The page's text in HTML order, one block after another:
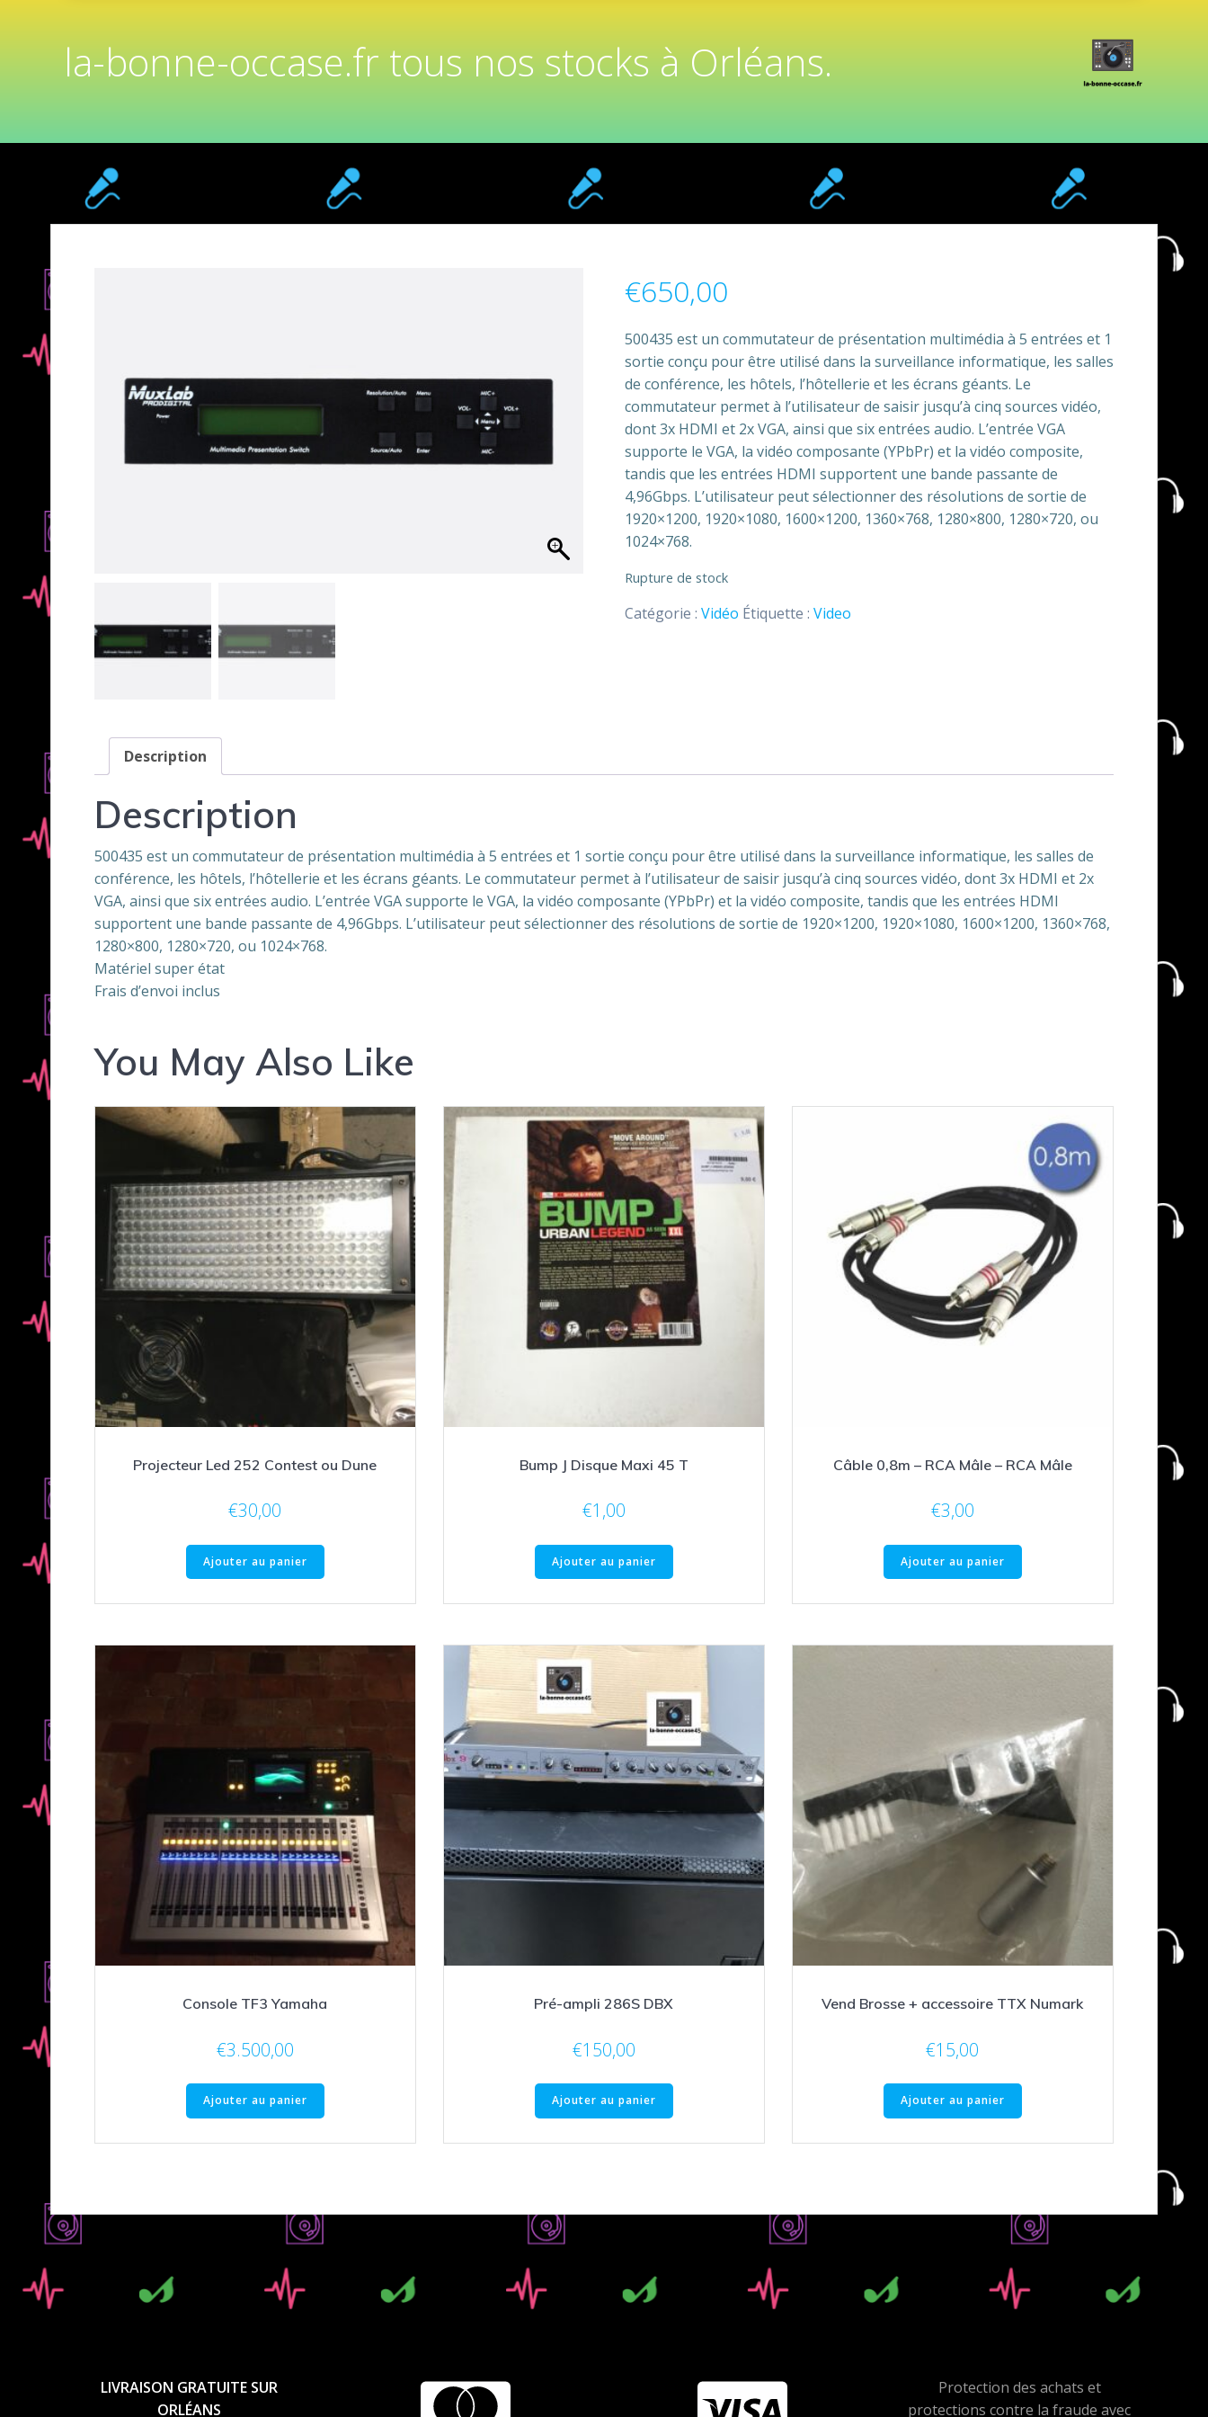
la-bonne-occase.fr tous nos stocks à Orléans.
€650,00
500435 est un commutateur de présentation multimédia à 5 entrées et 1
sortie conçu pour être utilisé dans la surveillance informatique, les salles
de conférence, les hôtels, l’hôtellerie et les écrans géants. Le
commutateur permet à l’utilisateur de saisir jusqu’à cinq sources vidéo,
dont 3x HDMI et 2x VGA, ainsi que six entrées audio. L’entrée VGA
supporte le VGA, la vidéo composante (YPbPr) et la vidéo composite,
tandis que les entrées HDMI supportent une bande passante de
4,96Gbps. L’utilisateur peut sélectionner des résolutions de sortie de
1920×1200, 1920×1080, 1600×1200, 1360×768, 1280×800, 1280×720, ou
1024×768.
Rupture de stock
Catégorie : Vidéo Étiquette : Video
Description
Description
500435 est un commutateur de présentation multimédia à 5 entrées et 1 sortie conçu pour être utilisé dans la surveillance informatique, les salles de
conférence, les hôtels, l’hôtellerie et les écrans géants. Le commutateur permet à l’utilisateur de saisir jusqu’à cinq sources vidéo, dont 3x HDMI et 2x
VGA, ainsi que six entrées audio. L’entrée VGA supporte le VGA, la vidéo composante (YPbPr) et la vidéo composite, tandis que les entrées HDMI
supportent une bande passante de 4,96Gbps. L’utilisateur peut sélectionner des résolutions de sortie de 1920×1200, 1920×1080, 1600×1200, 1360×768,
1280×800, 1280×720, ou 1024×768.
Matériel super état
Frais d’envoi inclus
You May Also Like
Projecteur Led 252 Contest ou Dune
€30,00
Ajouter au panier
Bump J Disque Maxi 45 T
€1,00
Ajouter au panier
Câble 0,8m – RCA Mâle – RCA Mâle
€3,00
Ajouter au panier
Console TF3 Yamaha
€3.500,00
Ajouter au panier
Pré-ampli 286S DBX
€150,00
Ajouter au panier
Vend Brosse + accessoire TTX Numark
€15,00
Ajouter au panier
LIVRAISON GRATUITE SUR
ORLÉANS
Protection des achats et
protections contre la fraude avec